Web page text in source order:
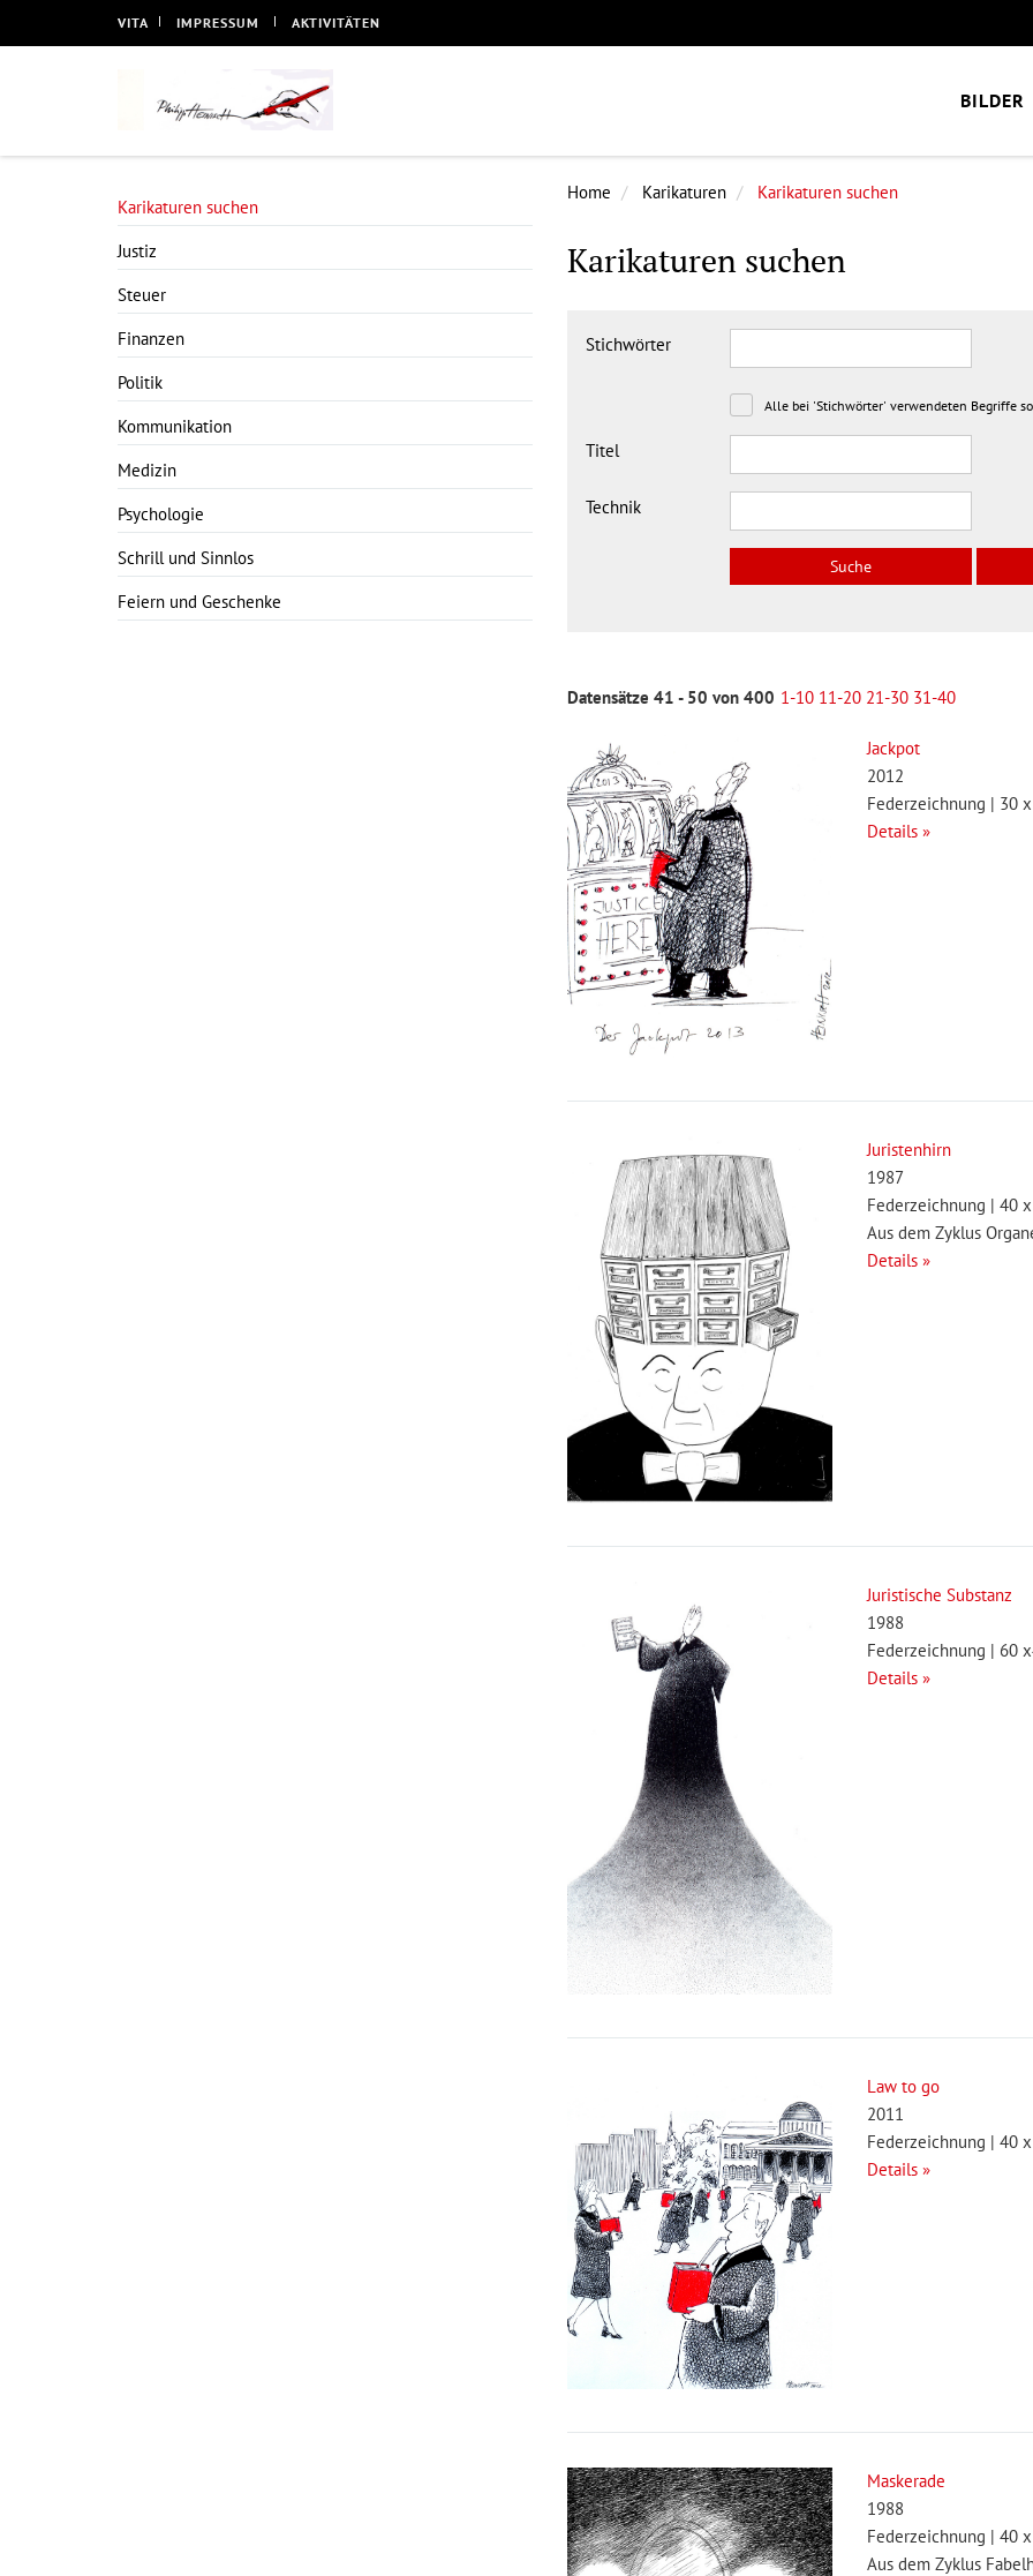
VITA IMPRESSUM AKTIVITÄTEN
BILDER
Home Karikaturen Karikaturen suchen
Karikaturen suchen
Stichwörter
Alle bei 'Stichwörter' verwendeten Begriffe
Titel
Technik
Datensätze 41 - 50 von 400 1-10 11-20 21-30 31-40
Jackpot
2012
Federzeichnung | 30
Details »
Juristenhirn
1987
Federzeichnung | 40
Aus dem Zyklus
Details »
Juristische Substanz
1988
Federzeichnung | 60
Details »
Law to go
2011
Federzeichnung | 40
Details »
Maskerade
1988
Federzeichnung | 40
Aus dem Zyklus
Karikaturen suchen
Justiz
Steuer
Finanzen
Politik
Kommunikation
Medizin
Psychologie
Schrill und Sinnlos
Feiern und Geschenke